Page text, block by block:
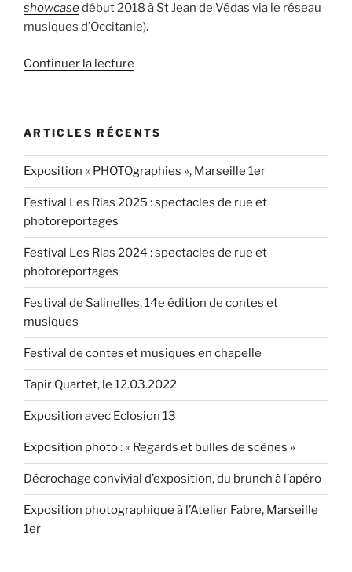
showcasedébut 2018 à St Jean de Védas via le réseau
musiques d’Occitanie).
Continuer la lecture
le
14.9.2018 »
ARTICLES RÉCENTS
Exposition « PHOTOgraphies », Marseille 1er
Festival Les Rias 2025 : spectacles de rue et
photoreportages
Festival Les Rias 2024 : spectacles de rue et
photoreportages
Festival de Salinelles, 14e édition de contes et
musiques
Festival de contes et musiques en chapelle
Tapir Quartet, le 12.03.2022
Exposition avec Eclosion 13
Exposition photo : « Regards et bulles de scènes »
Décrochage convivial d’exposition, du brunch à l’apéro
Exposition photographique à l’Atelier Fabre, Marseille
1er